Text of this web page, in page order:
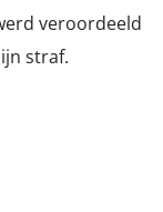
veroordeeld
straf.